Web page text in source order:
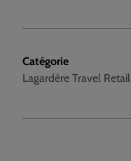
Catégorie
Lagardère Travel Retail